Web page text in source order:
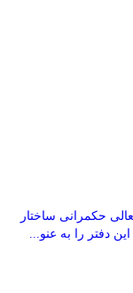
حکمرانی ساختار